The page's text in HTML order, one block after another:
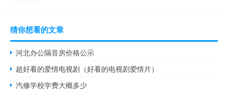
猜你想看的文章
河北办公隔音房价格公示
超好看的爱情电视剧（好看的电视剧爱情片）
汽修学校学费大概多少